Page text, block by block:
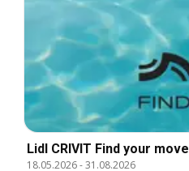
Lidl CRIVIT Find your move
18.05.2026-31.08.2026